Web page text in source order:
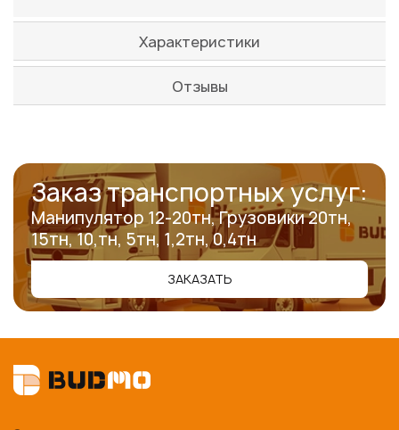
Характеристики
Отзывы
Заказ транспортных услуг:
Манипулятор 12-20тн, Грузовики 20тн,
15тн, 10,тн, 5тн, 1,2тн, 0,4тн
ЗАКАЗАТЬ